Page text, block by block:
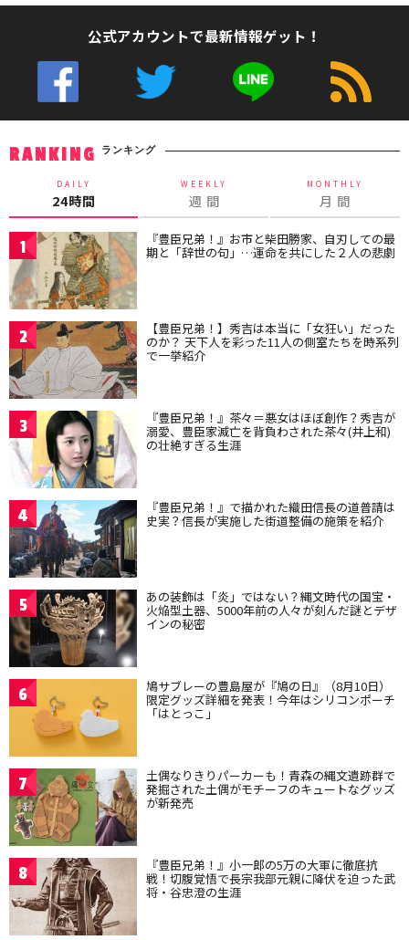
公式アカウントで最新情報ゲット！
RANKING ランキング
DAILY
24時間
WEEKLY
週 間
MONTHLY
月 間
1 『豊臣兄弟！』お市と柴田勝家、自刃しての最
期と「辞世の句」…運命を共にした２人の悲劇
2 【豊臣兄弟！】秀吉は本当に「女狂い」だった
のか？ 天下人を彩った11人の側室たちを時系列
で一挙紹介
3 『豊臣兄弟！』茶々＝悪女はほぼ創作？秀吉が
溺愛、豊臣家滅亡を背負わされた茶々(井上和)
の壮絶すぎる生涯
4 『豊臣兄弟！』で描かれた織田信長の道普請は
史実？信長が実施した街道整備の施策を紹介
5 あの装飾は「炎」ではない？縄文時代の国宝・
火焔型土器、5000年前の人々が刻んだ謎とデザ
インの秘密
6 鳩サブレーの豊島屋が『鳩の日』（8月10日）
限定グッズ詳細を発表！今年はシリコンポーチ
「はとっこ」
7 土偶なりきりパーカーも！青森の縄文遺跡群で
発掘された土偶がモチーフのキュートなグッズ
が新発売
8 『豊臣兄弟！』小一郎の5万の大軍に徹底抗
戦！切腹覚悟で長宗我部元親に降伏を迫った武
将・谷忠澄の生涯